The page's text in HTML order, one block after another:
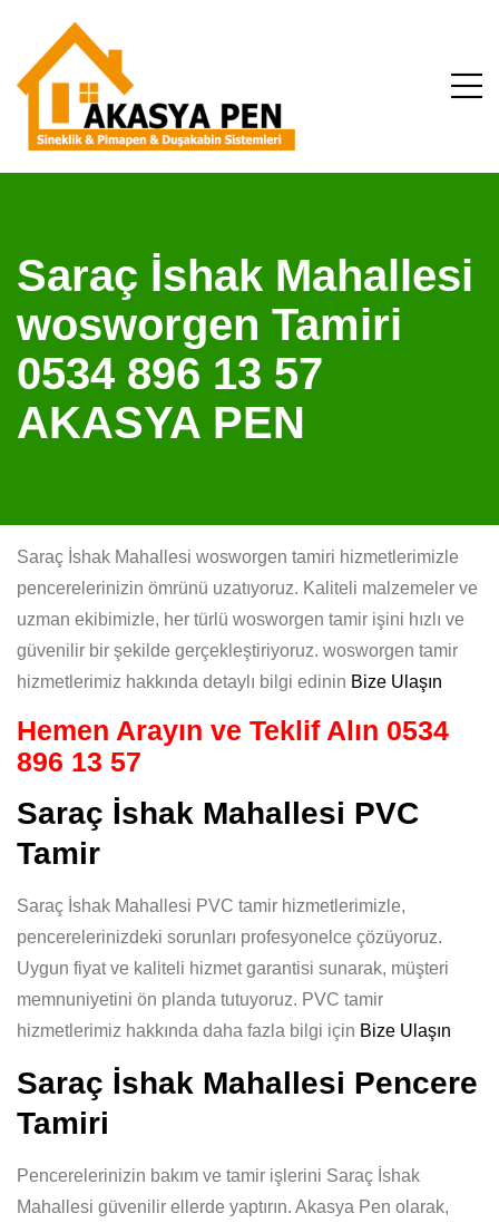
Saraç İshak Mahallesi
wosworgen Tamiri
0534 896 13 57
AKASYA PEN
Saraç İshak Mahallesi wosworgen tamiri hizmetlerimizle
pencerelerinizin ömrünü uzatıyoruz. Kaliteli malzemeler ve
uzman ekibimizle, her türlü wosworgen tamir işini hızlı ve
güvenilir bir şekilde gerçekleştiriyoruz. wosworgen tamir
hizmetlerimiz hakkında detaylı bilgi edinin Bize Ulaşın
Hemen Arayın ve Teklif Alın 0534
896 13 57
Saraç İshak Mahallesi PVC
Tamir
Saraç İshak Mahallesi PVC tamir hizmetlerimizle,
pencerelerinizdeki sorunları profesyonelce çözüyoruz.
Uygun fiyat ve kaliteli hizmet garantisi sunarak, müşteri
memnuniyetini ön planda tutuyoruz. PVC tamir
hizmetlerimiz hakkında daha fazla bilgi için Bize Ulaşın
Saraç İshak Mahallesi Pencere
Tamiri
Pencerelerinizin bakım ve tamir işlerini Saraç İshak
Mahallesi güvenilir ellerde yaptırın. Akasya Pen olarak,